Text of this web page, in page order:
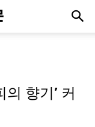
향기’ 커